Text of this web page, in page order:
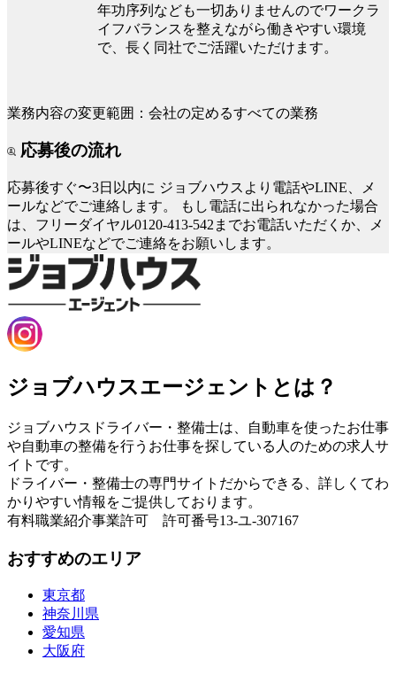
年功序列なども一切ありませんのでワークラ
イフバランスを整えながら働きやすい環境
で、長く同社でご活躍いただけます。
業務内容の変更範囲：会社の定めるすべての業務
応募後の流れ
応募後すぐ〜3日以内に ジョブハウスより電話やLINE、メ
ールなどでご連絡します。
もし電話に出られなかった場合
は、フリーダイヤル0120-413-542までお電話いただくか、メ
ールやLINEなどでご連絡をお願いします。
ジョブハウスエージェントとは？
ジョブハウスドライバー・整備士は、自動車を使ったお仕事
や自動車の整備を行うお仕事を探している人のための求人サ
イトです。
ドライバー・整備士の専門サイトだからできる、詳しくてわ
かりやすい情報をご提供しております。
有料職業紹介事業許可 許可番号13-ユ-307167
おすすめのエリア
東京都
神奈川県
愛知県
大阪府